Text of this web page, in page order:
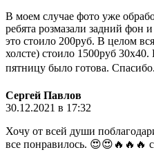
В моем случае фото уже
ребята розмазали задний фон
это стоило 200руб. В целом
холсте) стоило 1500руб 30х40.
пятницу было готова.
Сергей Павлов
30.12.2021 в 17:32
Хочу от всей души
все понравилось. 😍😍🔥🔥🔥